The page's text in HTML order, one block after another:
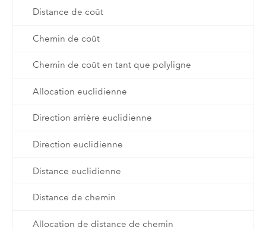
Distance de coût
Chemin de coût
Chemin de coût en tant que polyligne
Allocation euclidienne
Direction arrière euclidienne
Direction euclidienne
Distance euclidienne
Distance de chemin
Allocation de distance de chemin